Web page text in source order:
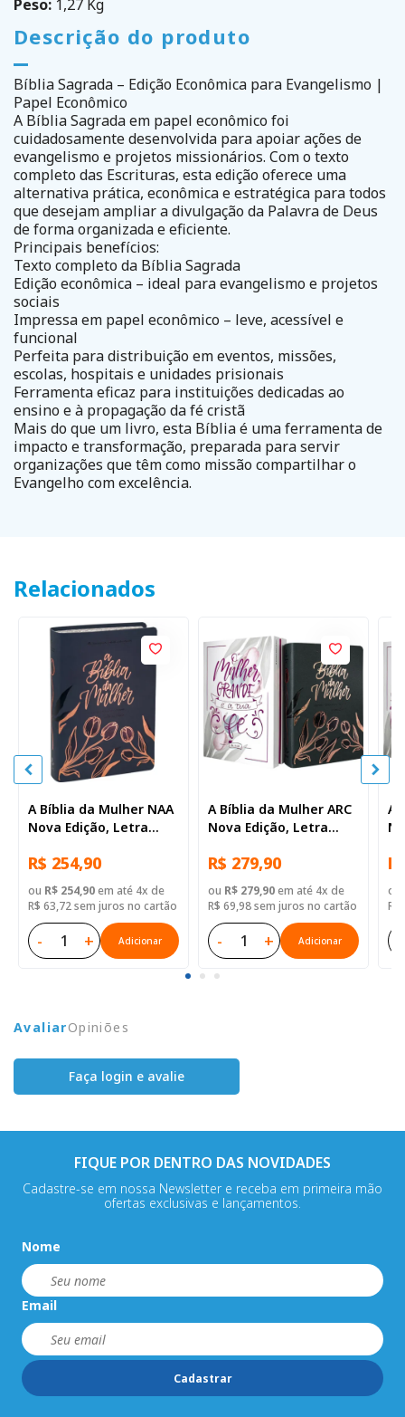
Peso: 1,27 Kg
Descrição do produto
Bíblia Sagrada – Edição Econômica para Evangelismo |
Papel Econômico
A Bíblia Sagrada em papel econômico foi
cuidadosamente desenvolvida para apoiar ações de
evangelismo e projetos missionários. Com o texto
completo das Escrituras, esta edição oferece uma
alternativa prática, econômica e estratégica para todos
que desejam ampliar a divulgação da Palavra de Deus
de forma organizada e eficiente.
Principais benefícios:
Texto completo da Bíblia Sagrada
Edição econômica – ideal para evangelismo e projetos
sociais
Impressa em papel econômico – leve, acessível e
funcional
Perfeita para distribuição em eventos, missões,
escolas, hospitais e unidades prisionais
Ferramenta eficaz para instituições dedicadas ao
ensino e à propagação da fé cristã
Mais do que um livro, esta Bíblia é uma ferramenta de
impacto e transformação, preparada para servir
organizações que têm como missão compartilhar o
Evangelho com excelência.
Relacionados
A Bíblia da Mulher NAA
Nova Edição, Letra
para anotação, com
mapa, Tamanho
Grande, Capa Couro
Sintético Azul
R$ 254,90
ou R$ 254,90em até 4x de
R$ 63,72 sem juros no cartão
- + Adicionar
A Bíblia da Mulher ARC
Nova Edição, Letra
Capa Couro Sintético
Azul
R$ 279,90
ou R$ 279,90em até 4x de
R$ 69,98 sem juros no cartão
- + Adicionar
A
ou
R$
AvaliarOpiniões
Faça login e avalie
FIQUE POR DENTRO DAS NOVIDADES
Cadastre-se em nossa Newsletter e receba em primeira mão
ofertas exclusivas e lançamentos.
Nome
Email
Cadastrar